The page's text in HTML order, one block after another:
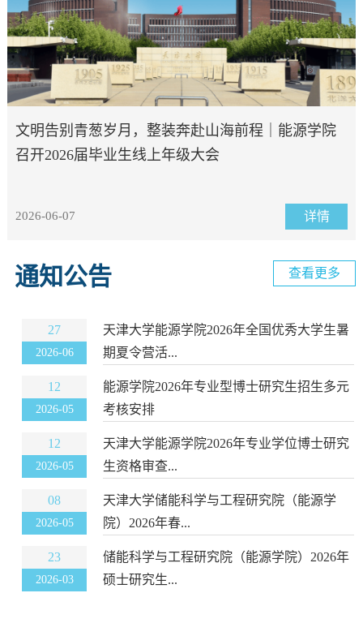
文明告别青葱岁月，整装奔赴山海前程｜能源学院
召开2026届毕业生线上年级大会
2026-06-07 详情
通知公告 查看更多
27
2026-06
天津大学能源学院2026年全国优秀大学生暑
期夏令营活...
12
2026-05
能源学院2026年专业型博士研究生招生多元
考核安排
12
2026-05
天津大学能源学院2026年专业学位博士研究
生资格审查...
08
2026-05
天津大学储能科学与工程研究院（能源学
院）2026年春...
23
2026-03
储能科学与工程研究院（能源学院）2026年
硕士研究生...